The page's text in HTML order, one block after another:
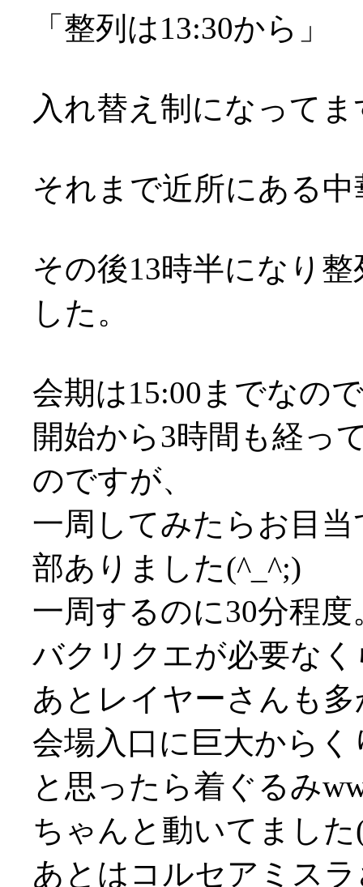
「整列は13:30から」
入れ替え制になって
それまで近所にある
その後13時半になり
した。
会期は15:00までなの
開始から3時間も経っ
のですが、
一周してみたらお目
部ありました(^_^;)
一周するのに30分程
バクリクエが必要な
あとレイヤーさんも
会場入口に巨大から
と思ったら着ぐるみ
ちゃんと動いてました
あとはコルセアミス